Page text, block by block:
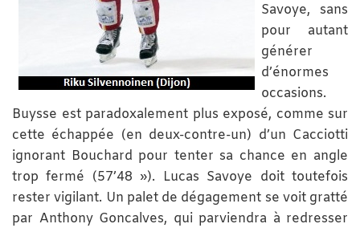
Savoye, sans
pour autant
générer
d’énormes
occasions.
Buysse est paradoxalement plus exposé, comme sur
cette échappée (en deux-contre-un) d’un Cacciotti
ignorant Bouchard pour tenter sa chance en angle
trop fermé (57’48 »). Lucas Savoye doit toutefois
rester vigilant. Un palet de dégagement se voit gratté
par Anthony Goncalves, qui parviendra à redresser